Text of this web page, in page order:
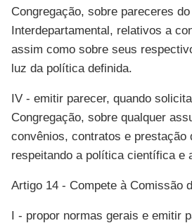
Congregação, sobre pareceres
Interdepartamental, relativos a
assim como sobre seus
luz da política definida.
IV - emitir parecer, quando
Congregação, sobre qualquer
convênios, contratos e prestação
respeitando a política científica e
Artigo 14 - Compete à Comissão
I - propor normas gerais e emitir